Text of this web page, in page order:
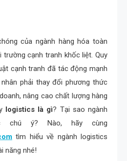
của ngành hàng hóa toàn
cạnh tranh khốc liệt. Quy
cạnh tranh đã tác động mạnh
phải thay đổi phương thức
nâng cao chất lượng hàng
logistics là gì? Tại sao ngành
chú ý? Nào, hãy cùng
tìm hiểu về ngành logistics
năng nhé!